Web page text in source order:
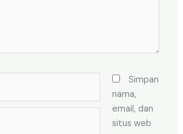
Simpan
nama,
email, dan
situs web